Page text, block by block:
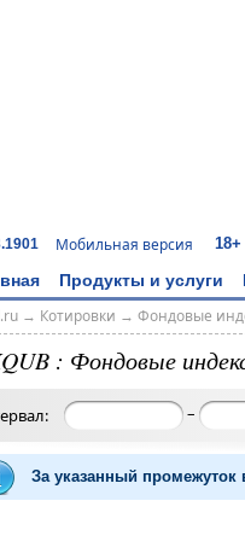
Мобильная версия 18+
Продукты и услуги
→ Котировки → Фондовые
: Фондовые
–
За указанный промежуток